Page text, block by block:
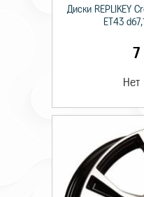
Диски RЕPLIKEY
ET43
7
Нет